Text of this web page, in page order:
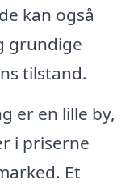
kan også
grundige
tilstand.
er en lille by,
i priserne
Et